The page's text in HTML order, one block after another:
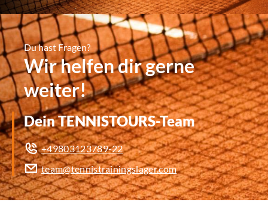
Du hast Fragen?
Wir helfen dir gerne
weiter!
Dein TENNISTOURS-Team
+49803123789-22
team@tennistrainingslager.com